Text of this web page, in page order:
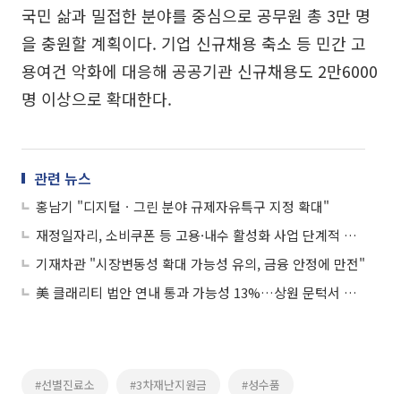
국민 삶과 밀접한 분야를 중심으로 공무원 총 3만 명
을 충원할 계획이다. 기업 신규채용 축소 등 민간 고
용여건 악화에 대응해 공공기관 신규채용도 2만6000
명 이상으로 확대한다.
관련 뉴스
홍남기 "디지털ㆍ그린 분야 규제자유특구 지정 확대"
재정일자리, 소비쿠폰 등 고용·내수 활성화 사업 단계적 축소
기재차관 "시장변동성 확대 가능성 유의, 금융 안정에 만전"
美 클래리티 법안 연내 통과 가능성 13%…상원 문턱서 제동
#선별진료소 #3차재난지원금 #성수품